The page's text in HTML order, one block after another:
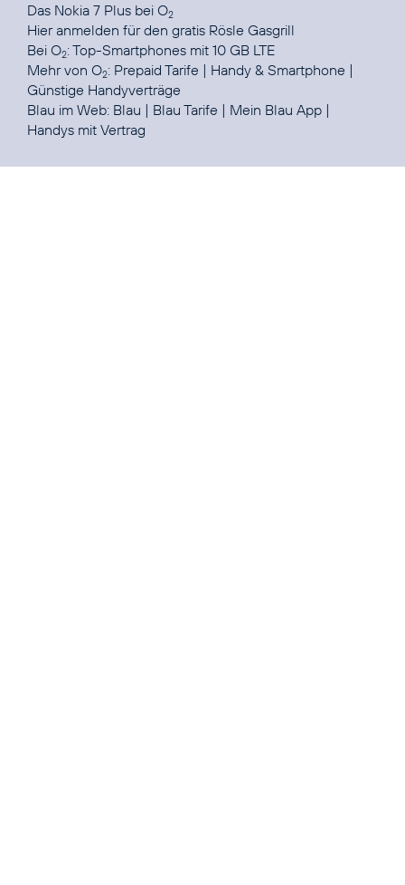
Das Nokia 7 Plus bei O2
Hier anmelden für den gratis Rösle Gasgrill
Bei O2:Top-Smartphones mit 10 GB LTE
Mehr von O2: Prepaid Tarife | Handy & Smartphone |
Günstige Handyverträge
Blau im Web: Blau | Blau Tarife | Mein Blau App |
Handys mit Vertrag